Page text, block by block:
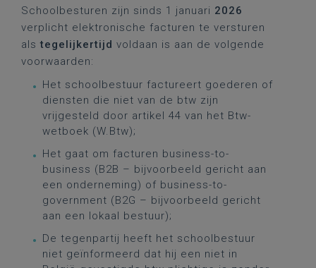
Schoolbesturen zijn sinds 1 januari 2026
verplicht elektronische facturen te versturen
alstegelijkertijd voldaan is aan de volgende
voorwaarden:
Het schoolbestuur factureert goederen of
diensten die niet van de btw zijn
vrijgesteld door artikel 44 van het Btw-
wetboek (W.Btw);
Het gaat om facturen business-to-
business (B2B – bijvoorbeeld gericht aan
een onderneming) of business-to-
government (B2G – bijvoorbeeld gericht
aan een lokaal bestuur);
De tegenpartij heeft het schoolbestuur
niet geïnformeerd dat hij een niet in